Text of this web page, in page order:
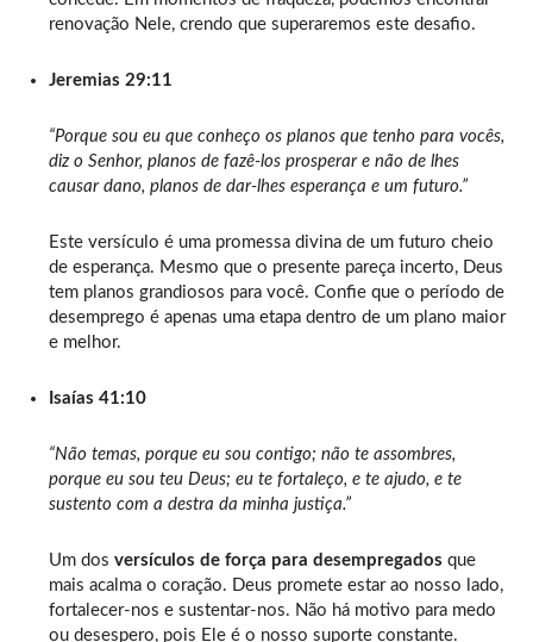
renovação Nele, crendo que superaremos este desafio.
Jeremias 29:11
“Porque sou eu que conheço os planos que tenho para vocês,
diz o Senhor, planos de fazê-los prosperar e não de lhes
causar dano, planos de dar-lhes esperança e um futuro.”
Este versículo é uma promessa divina de um futuro cheio
de esperança. Mesmo que o presente pareça incerto, Deus
tem planos grandiosos para você. Confie que o período de
desemprego é apenas uma etapa dentro de um plano maior
e melhor.
Isaías 41:10
“Não temas, porque eu sou contigo; não te assombres,
porque eu sou teu Deus; eu te fortaleço, e te ajudo, e te
sustento com a destra da minha justiça.”
Um dos versículos de força para desempregados que
mais acalma o coração. Deus promete estar ao nosso lado,
fortalecer-nos e sustentar-nos. Não há motivo para medo
ou desespero, pois Ele é o nosso suporte constante.